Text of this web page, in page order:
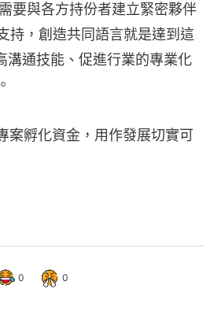
要與各方持份者建立緊密夥伴
持，創造共同語言就是達到這
溝通技能、促進行業的專業化
案孵化資金，用作發展切實可
0 0